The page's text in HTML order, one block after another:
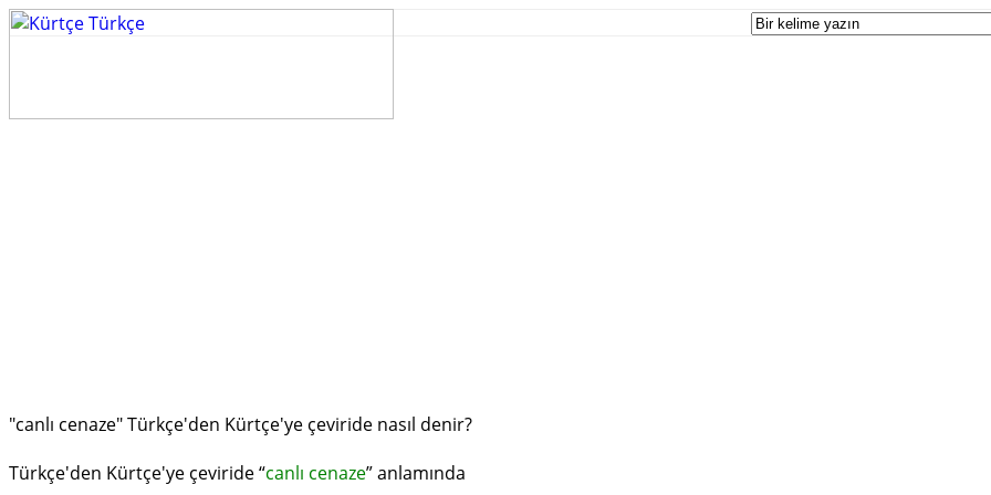
"canlı cenaze" Türkçe'den Kürtçe'ye çeviride nasıl denir?
Türkçe'den Kürtçe'ye çeviride “canlı cenaze” anlamında